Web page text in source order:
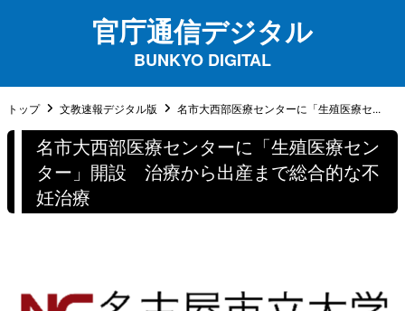
官庁通信デジタル
BUNKYO DIGITAL
トップ 文教速報デジタル版 名市大西部医療センターに「生殖医療セ...
名市大西部医療センターに「生殖医療セン
ター」開設 治療から出産まで総合的な不
妊治療